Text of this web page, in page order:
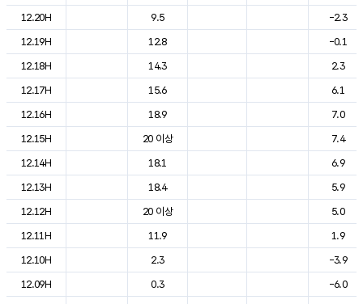
12.20H
9.5
-2.3
12.19H
12.8
-0.1
12.18H
14.3
2.3
12.17H
15.6
6.1
12.16H
18.9
7.0
12.15H
20 이상
7.4
12.14H
18.1
6.9
12.13H
18.4
5.9
12.12H
20 이상
5.0
12.11H
11.9
1.9
12.10H
2.3
-3.9
12.09H
0.3
-6.0